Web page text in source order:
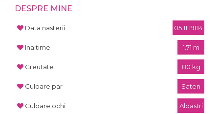
DESPRE MINE
Data nasterii 05.11.1984
Inaltime 1.71 m
Greutate 80 kg
Culoare par Saten
Culoare ochi Albastri